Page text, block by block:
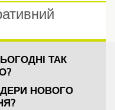
ТАК
НОВОГО